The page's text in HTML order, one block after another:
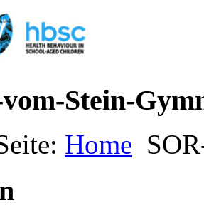
Stein-
Home